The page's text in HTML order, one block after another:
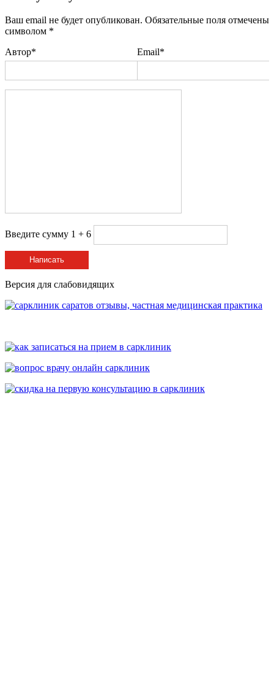
Ваш email не будет опубликован. Обязательные поля отмечены
символом *
Автор*
Email*
Введите сумму 1 + 6
Написать
Версия для слабовидящих